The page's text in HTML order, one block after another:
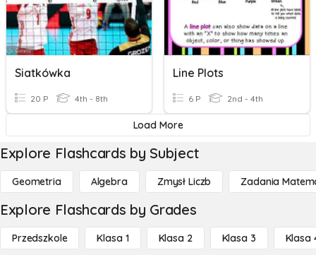
Siatkówka
20 P 4th - 8th
Line Plots
6 P 2nd - 4th
Load More
Explore Flashcards by Subject
Geometria Algebra Zmysł Liczb Zadania
Explore Flashcards by Grades
Przedszkole Klasa 1 Klasa 2 Klasa 3 Klasa